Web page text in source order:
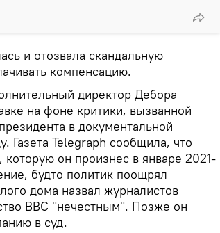
и отозвала скандальную
компенсацию.
директор Дебора
на фоне критики, вызванной
в документальной
Газета Telegraph сообщила, что
которую он произнес в январе 2021-
будто политик поощрял
дома назвал журналистов
BBC "нечестным". Позже он
в суд.